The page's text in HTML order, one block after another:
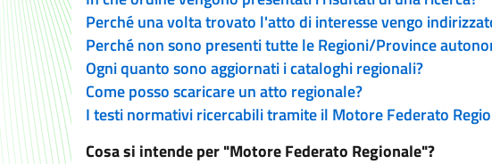
Perché una volta trovato l'atto di interesse vengo
Perché non sono presenti tutte le Regioni/Province
Ogni quanto sono aggiornati i cataloghi regionali?
Come posso scaricare un atto regionale?
I testi normativi ricercabili tramite il Motore Federato
Cosa si intende per "Motore Federato Regionale"?